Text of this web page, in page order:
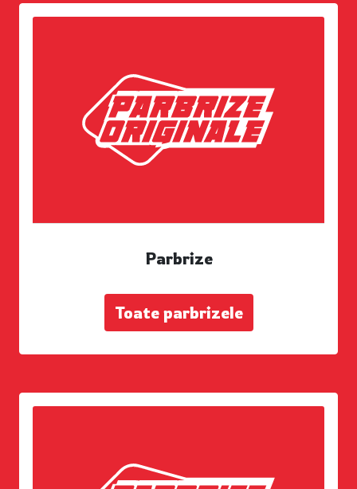
Parbrize
Toate parbrizele